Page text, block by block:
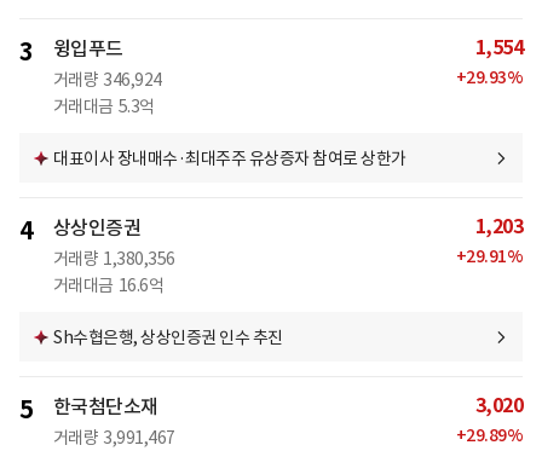
3 윙입푸드
거래량 346,924
거래대금 5.3억
1,554
+29.93%
대표이사 장내매수·최대주주 유상증자 참여로 상한가
4 상상인증권
거래량 1,380,356
거래대금 16.6억
1,203
+29.91%
Sh수협은행, 상상인증권 인수 추진
5 한국첨단소재
거래량 3,991,467
3,020
+29.89%